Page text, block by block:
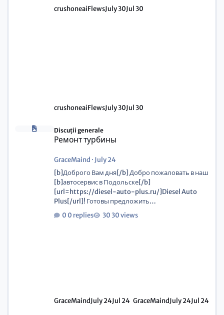
crushoneaiFlewsJuly 30Jul 30
crushoneaiFlewsJuly 30Jul 30
Discuții generale
Ремонт турбины
GraceMaind · July 24
[b]Доброго Вам дня[/b] Добро пожаловать в наш
[b]автосервис в Подольске[/b]
[url=https://diesel-auto-plus.ru/]Diesel Auto
Plus[/url]! Готовы предложить
высококачественные услуги по ремонту и
обслуживанию вашего автомобиля.
0 replies 30 views
GraceMaindJuly 24Jul 24 GraceMaindJuly 24Jul 24